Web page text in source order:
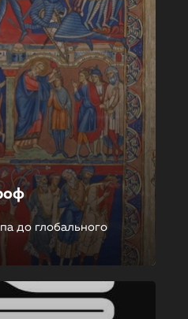
до глобального